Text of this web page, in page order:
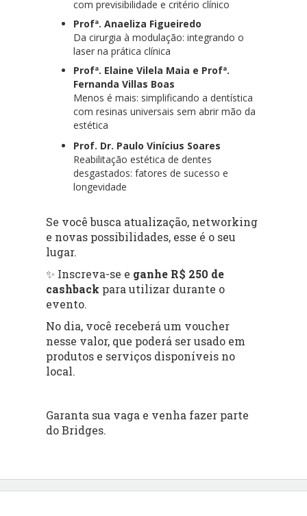
com previsibilidade e critério clínico
Profª. Anaeliza Figueiredo
Da cirurgia à modulação: integrando o
laser na prática clínica
Profª. Elaine Vilela Maia e Profª.
Fernanda Villas Boas
Menos é mais: simplificando a dentística
com resinas universais sem abrir mão da
estética
Prof. Dr. Paulo Vinícius Soares
Reabilitação estética de dentes
desgastados: fatores de sucesso e
longevidade
Se você busca atualização, networking
e novas possibilidades, esse é o seu
lugar.
✨ Inscreva-se e ganhe R$ 250 de
cashback para utilizar durante o
evento.
No dia, você receberá um voucher
nesse valor, que poderá ser usado em
produtos e serviços disponíveis no
local.
Garanta sua vaga e venha fazer parte
do Bridges.